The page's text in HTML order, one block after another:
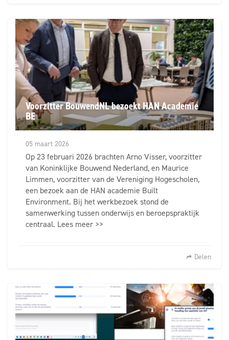
Voorzitter BouwendNL bezoekt HAN Academie
BE
05 maart 2026
Op 23 februari 2026 brachten Arno Visser, voorzitter
van Koninklijke Bouwend Nederland, en Maurice
Limmen, voorzitter van de Vereniging Hogescholen,
een bezoek aan de HAN academie Built
Environment. Bij het werkbezoek stond de
samenwerking tussen onderwijs en beroepspraktijk
centraal. Lees meer >>
Delen